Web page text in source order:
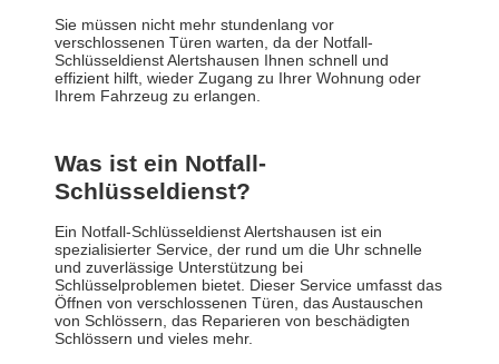
Sie müssen nicht mehr stundenlang vor
verschlossenen Türen warten, da der Notfall-
Schlüsseldienst Alertshausen Ihnen schnell und
effizient hilft, wieder Zugang zu Ihrer Wohnung oder
Ihrem Fahrzeug zu erlangen.
Was ist ein Notfall-
Schlüsseldienst?
Ein Notfall-Schlüsseldienst Alertshausen ist ein
spezialisierter Service, der rund um die Uhr schnelle
und zuverlässige Unterstützung bei
Schlüsselproblemen bietet. Dieser Service umfasst das
Öffnen von verschlossenen Türen, das Austauschen
von Schlössern, das Reparieren von beschädigten
Schlössern und vieles mehr.